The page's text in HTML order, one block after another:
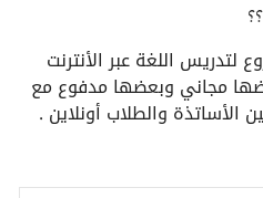
لتدريس اللغة عبر الأنترنت
مجاني وبعضها مدفوع مع
الأساتذة والطلاب أونلاين .